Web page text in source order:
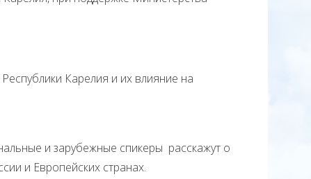
Карелия и их влияние на
и зарубежные спикеры расскажут о
и Европейских странах.